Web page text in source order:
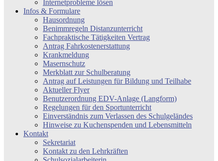
Internetprobleme lösen
Infos & Formulare
Hausordnung
Benimmregeln Distanzunterricht
Fachpraktische Tätigkeiten Vertrag
Antrag Fahrkostenerstattung
Krankmeldung
Masernschutz
Merkblatt zur Schulberatung
Antrag auf Leistungen für Bildung und Teilhabe
Aktueller Flyer
Benutzerordnung EDV-Anlage (Langform)
Regelungen für den Sportunterricht
Einverständnis zum Verlassen des Schulgeländes
Hinweise zu Kuchenspenden und Lebensmitteln
Kontakt
Sekretariat
Kontakt zu den Lehrkräften